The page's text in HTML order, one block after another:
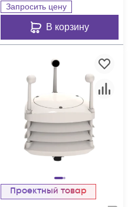
Запросить цену
В корзину
Проектный товар